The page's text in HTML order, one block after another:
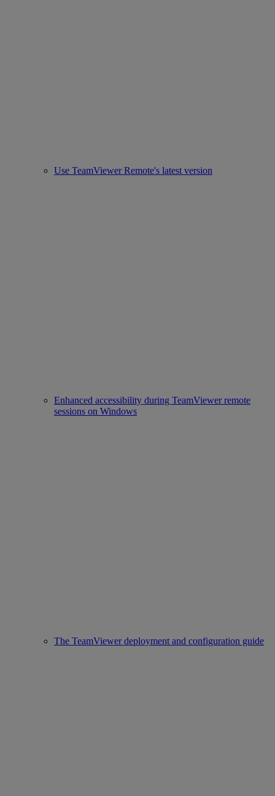
Use TeamViewer Remote's latest version
Enhanced accessibility during TeamViewer remote
sessions on Windows
The TeamViewer deployment and configuration guide